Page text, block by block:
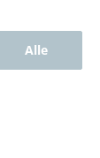
Alle